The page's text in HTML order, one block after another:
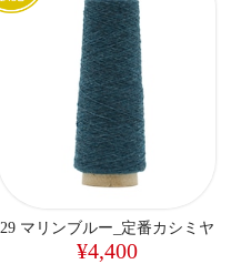
29 マリンブルー_定番カシミヤ
¥4,400